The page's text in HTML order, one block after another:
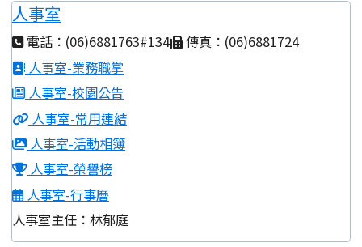
人事室
電話：(06)6881763#134
傳真：(06)6881724
人事室-業務職掌
人事室-校園公告
人事室-常用連結
人事室-活動相簿
人事室-榮譽榜
人事室-行事曆
人事室主任：林郁庭